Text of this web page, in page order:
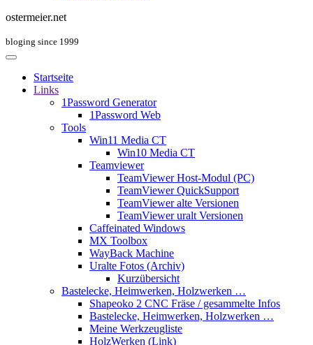
ostermeier.net
bloging since 1999
Startseite
Links
1Password Generator
1Password Web
Tools
Win11 Media CT
Win10 Media CT
Teamviewer
TeamViewer Host-Modul (PC)
TeamViewer QuickSupport
TeamViewer alte Versionen
TeamViewer uralt Versionen
Caffeinated Windows
MX Toolbox
WayBack Machine
Uralte Fotos (Archiv)
Kurzübersicht
Bastelecke, Heimwerken, Holzwerken …
Shapeoko 2 CNC Fräse / gesammelte Infos
Bastelecke, Heimwerken, Holzwerken …
Meine Werkzeugliste
HolzWerken (Link)